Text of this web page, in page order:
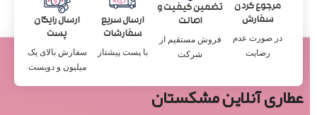
مرجوع کردن
سفارش
در صورت عدم
رضایت
تضمین کیفیت و
اصالت
فروش مستقیم از
شرکت
ارسال سریع
سفارشات
با پست پیشتاز
ارسال رایگان
پست
سفارش بالای یک
میلیون و دویست
عطاری آنلاین مشکستان